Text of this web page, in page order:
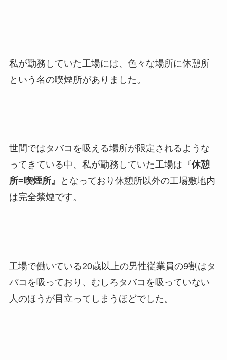
私が勤務していた工場には、色々な場所に休憩所
という名の喫煙所がありました。
世間ではタバコを吸える場所が限定されるような
ってきている中、私が勤務していた工場は『休憩
所=喫煙所』
となっており休憩所以外の工場敷地内
は完全禁煙です。
工場で働いている20歳以上の男性従業員の9割はタ
バコを吸っており、 むしろタバコを吸っていない
人のほうが目立ってしまう ほどでした。